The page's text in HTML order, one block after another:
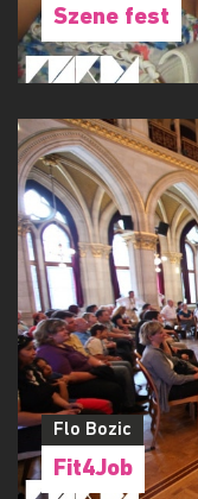
Szene fest
Flo Bozic
Fit4Job